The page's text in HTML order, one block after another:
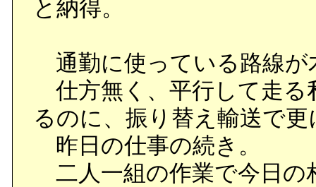
と納得。
通勤に使っている路線が
仕方無く、平行して走る
るのに、振り替え輸送で
昨日の仕事の続き。
二人一組の作業で今日の